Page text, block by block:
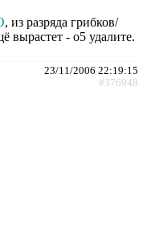
, из разряда грибков/
вырастет - о5 удалите.
23/11/2006 22:19:15
#376948